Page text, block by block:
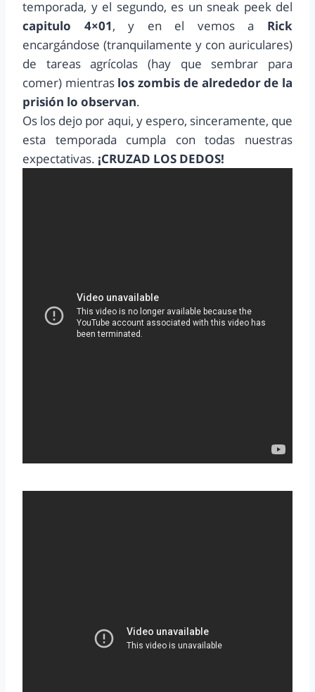
temporada, y el segundo, es un sneak peek del
capitulo 4×01, y en el vemos a Rick
encargándose (tranquilamente y con auriculares)
de tareas agrícolas (hay que sembrar para
comer) mientras los zombis de alrededor de la
prisión lo observan.
Os los dejo por aqui, y espero, sinceramente, que
esta temporada cumpla con todas nuestras
expectativas. ¡CRUZAD LOS DEDOS!